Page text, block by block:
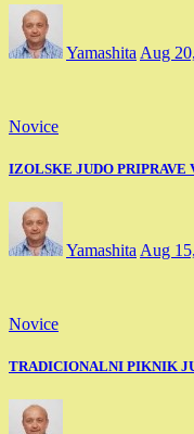
Yamashita Aug
Novice
IZOLSKE JUDO PRIPRAVE
Yamashita Aug
Novice
TRADICIONALNI PIKNIK